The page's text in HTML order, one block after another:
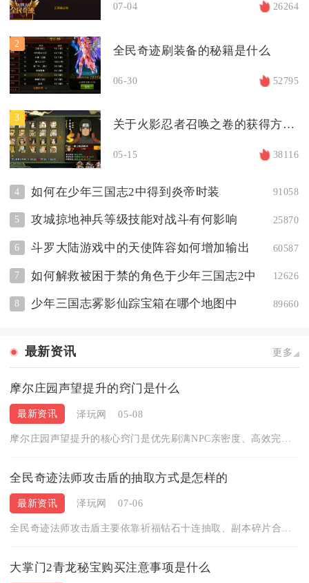
07-04 26264
2
全民奇迹刷装备的秘籍是什么
06-30 52795
3
关于火影忍者召唤之卷的获得方法有哪些
05-15 38116
4 如何在少年三国志2中得到炎帝时装 91058
5 攻城掠地神兵等级技能对战斗有何影响 25870
6 斗罗大陆游戏中的天使阵容如何增加输出 60587
7 如何解救被困于禁的角色于少年三国志2中 12626
8 少年三国志雾影仙踪宝箱在哪个地图中 89660
最新资讯 更多
摩尔庄园声望提升的窍门是什么
最新资讯 泽玩网 05-08
全民奇迹法师攻击盾的抽取方式是怎样的
最新资讯 泽玩网 07-06
大掌门2青龙秘宝购买注意事项是什么